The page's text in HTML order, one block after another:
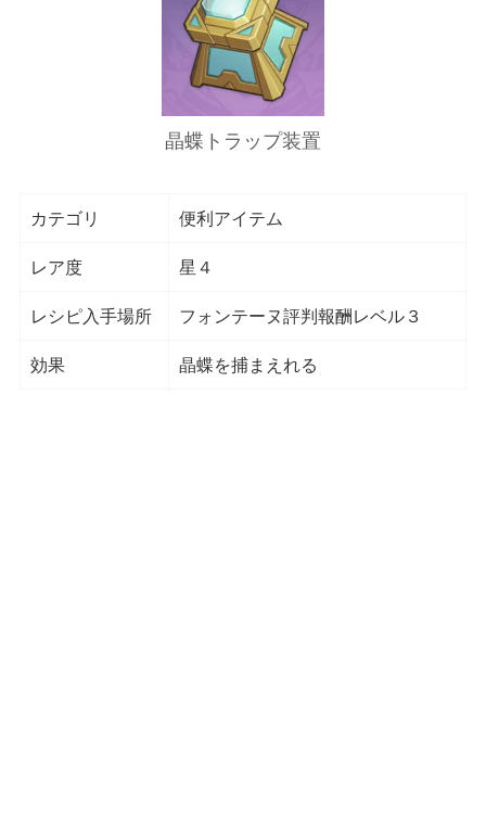
晶蝶トラップ装置
カテゴリ 便利アイテム
レア度 星４
レシピ入手場所 フォンテーヌ評判報酬レベル３
効果 晶蝶を捕まえれる